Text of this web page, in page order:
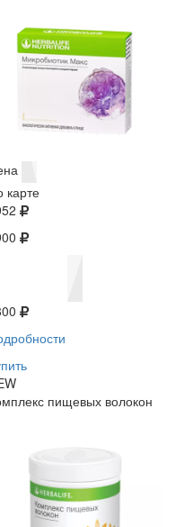
карте
пищевых волокон